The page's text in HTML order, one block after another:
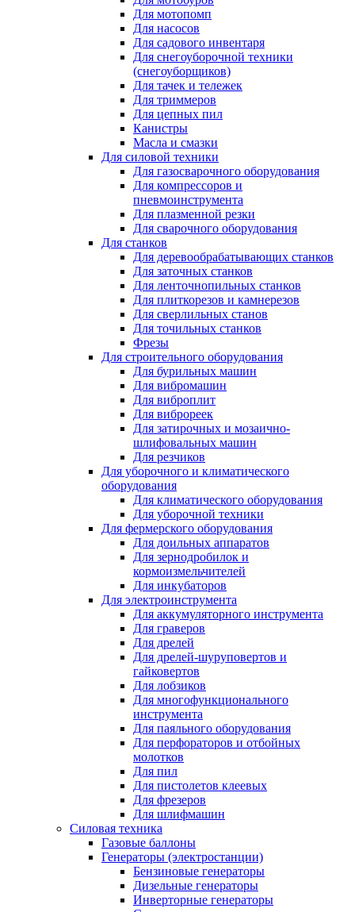
Для мотопомп
Для насосов
Для садового инвентаря
Для снегоуборочной техники
(снегоуборщиков)
Для тачек и тележек
Для триммеров
Для цепных пил
Канистры
Масла и смазки
Для силовой техники
Для газосварочного оборудования
Для компрессоров и
пневмоинструмента
Для плазменной резки
Для сварочного оборудования
Для станков
Для деревообрабатывающих станков
Для заточных станков
Для ленточнопильных станков
Для плиткорезов и камнерезов
Для сверлильных станов
Для точильных станков
Фрезы
Для строительного оборудования
Для бурильных машин
Для вибромашин
Для виброплит
Для виброреек
Для затирочных и мозаично-
шлифовальных машин
Для резчиков
Для уборочного и климатического
оборудования
Для климатического оборудования
Для уборочной техники
Для фермерского оборудования
Для доильных аппаратов
Для зернодробилок и
кормоизмельчителей
Для инкубаторов
Для электроинструмента
Для аккумуляторного инструмента
Для граверов
Для дрелей
Для дрелей-шуруповертов и
гайковертов
Для лобзиков
Для многофункционального
инструмента
Для паяльного оборудования
Для перфораторов и отбойных
молотков
Для пил
Для пистолетов клеевых
Для фрезеров
Для шлифмашин
Силовая техника
Газовые баллоны
Генераторы (электростанции)
Бензиновые генераторы
Дизельные генераторы
Инверторные генераторы